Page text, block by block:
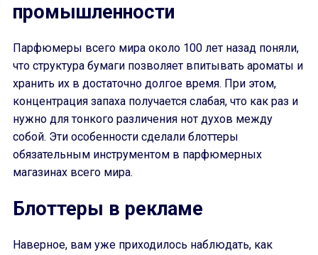
промышленности
Парфюмеры всего мира около 100 лет назад поняли,
что структура бумаги позволяет впитывать ароматы и
хранить их в достаточно долгое время. При этом,
концентрация запаха получается слабая, что как раз и
нужно для тонкого различения нот духов между
собой. Эти особенности сделали блоттеры
обязательным инструментом в парфюмерных
магазинах всего мира.
Блоттеры в рекламе
Наверное, вам уже приходилось наблюдать, как